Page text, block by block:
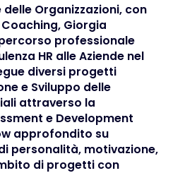
Organizzazioni, con
Giorgia
professionale
HR alle Aziende nel
diversi progetti
e Sviluppo delle
attraverso la
e Development
approfondito su
personalità, motivazione,
di progetti con